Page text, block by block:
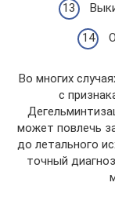
Во многих
с
может повлечь
до летального
точный